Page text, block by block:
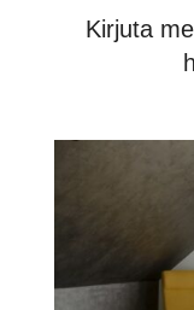
Kirjuta